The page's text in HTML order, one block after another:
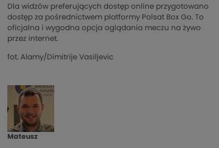
Dla widzów preferujących dostęp online przygotowano
dostęp za pośrednictwem platformy Polsat Box Go. To
oficjalna i wygodna opcja oglądania meczu na żywo
przez internet.
fot. Alamy/Dimitrije Vasiljevic
Mateusz